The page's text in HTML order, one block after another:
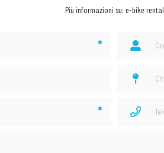
Più informazioni su: e-bike rental
*
*